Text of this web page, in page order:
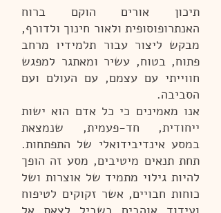
תיכון אורים הוקם ברוח
האנתרופוסופית ולאור חינוך ולדורף,
מבקש ליצור עבור תלמידיו מרחב
פתוח, בטוח, עשיר ומאתגר למפגש
חווייתי עם עצמם, עם העולם ועם
הסביבה.
אנו מאמינים כי כל אדם הוא ישות
ייחודית, חד-פעמית, שנמצאת
במסע אינדיבידואלי של התפתחות.
תחת תנאים מיטיבים, מסע זה הופך
להיות גילוי מתמיד של אוצרות ושל
כוחות חבויים, אשר זקוקים לטיפוח